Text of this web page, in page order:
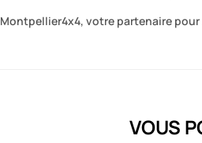
Montpellier4x4, votre partenaire
VOUS